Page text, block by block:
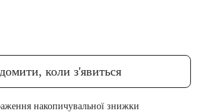
коли з'явиться
накопичувальної знижки